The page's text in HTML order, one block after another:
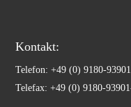
Kontakt:
Telefon: +49 (0) 9180-
Telefax: +49 (0) 9180-